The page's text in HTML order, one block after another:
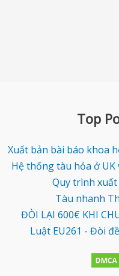
Top
Xuất bản bài báo khoa
Hệ thống tàu hỏa ở UK
Quy trình
Tàu nhanh
ĐÒI LẠI 600€ KHI
Luật EU261 - Đòi